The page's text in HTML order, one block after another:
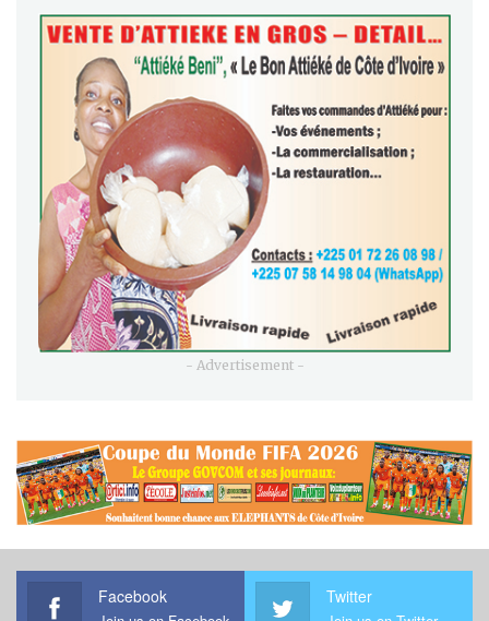
- Advertisement -
Facebook Twitter